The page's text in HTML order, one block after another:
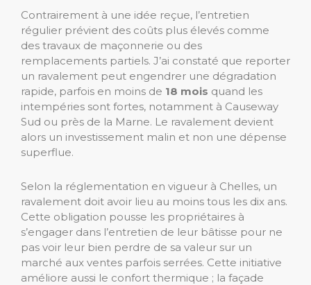
Contrairement à une idée reçue, l’entretien
régulier prévient des coûts plus élevés comme
des travaux de maçonnerie ou des
remplacements partiels. J’ai constaté que reporter
un ravalement peut engendrer une dégradation
rapide, parfois en moins de 18 mois quand les
intempéries sont fortes, notamment à Causeway
Sud ou près de la Marne. Le ravalement devient
alors un investissement malin et non une dépense
superflue.
Selon la réglementation en vigueur à Chelles, un
ravalement doit avoir lieu au moins tous les dix ans.
Cette obligation pousse les propriétaires à
s’engager dans l’entretien de leur bâtisse pour ne
pas voir leur bien perdre de sa valeur sur un
marché aux ventes parfois serrées. Cette initiative
améliore aussi le confort thermique ; la façade